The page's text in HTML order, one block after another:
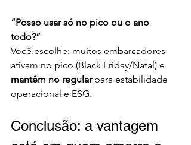
“Posso usar só no pico ou o ano
todo?”
Você escolhe: muitos embarcadores
ativam no pico (Black Friday/Natal) e
mantêm no regular para estabilidade
operacional e ESG.
Conclusão: a vantagem